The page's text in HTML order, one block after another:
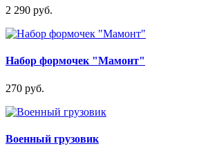
2 290 руб.
Набор формочек "Мамонт"
270 руб.
Военный грузовик